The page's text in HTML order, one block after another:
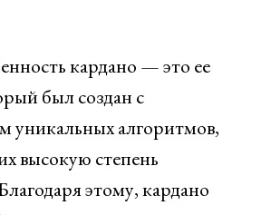
кардано — это ее
был создан с
уникальных алгоритмов,
высокую степень
этому, кардано